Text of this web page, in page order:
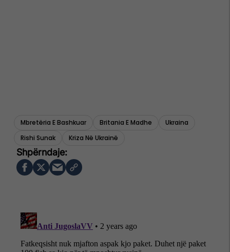
Mbretëria E Bashkuar Britania E Madhe
Ukraina
Rishi Sunak
Kriza Në Ukrainë